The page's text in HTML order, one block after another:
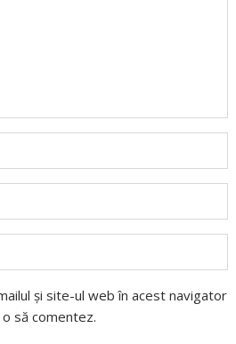
și site-ul web în acest navigator
să comentez.